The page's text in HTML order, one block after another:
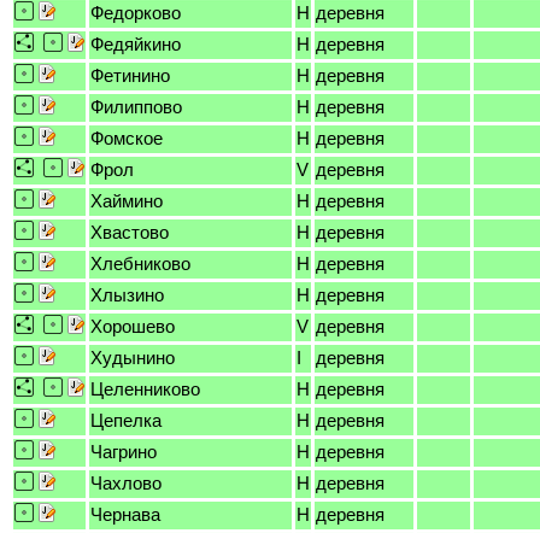
Федорково
H деревня
Федяйкино
H деревня
Фетинино
H деревня
Филиппово
H деревня
Фомское
H деревня
Фрол
V деревня
Хаймино
H деревня
Хвастово
H деревня
Хлебниково
H деревня
Хлызино
H деревня
Хорошево
V деревня
Худынино
I
деревня
Целенниково
H деревня
Цепелка
H деревня
Чагрино
H деревня
Чахлово
H деревня
Чернава
H деревня